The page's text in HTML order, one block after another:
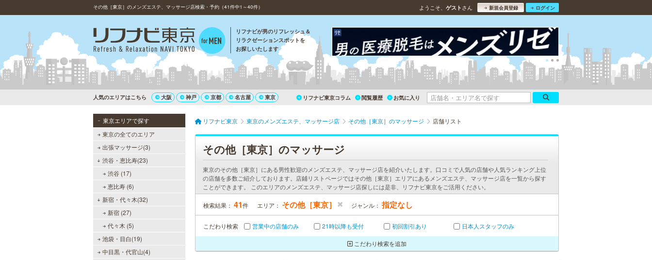
その他［東京］のメンズエステ、マッサージ店検索・予約（41件中1～40件） ようこそ、 ゲスト さん 新規会員登録 ログイン
リフナビが男のリフレッシュ＆
リラクゼーションスポットを
お探しいたします
人気のエリアはこちら 大阪 神戸 京都 名古屋 東京 リフナビ東京コラム 閲覧履歴 お気に入り
東京エリアで探す
東京の全てのエリア
出張マッサージ(3)
渋谷・恵比寿(23)
渋谷 (17)
恵比寿 (6)
新宿・代々木(32)
新宿 (27)
代々木 (5)
池袋・目白(19)
中目黒・代官山(4)
リフナビ東京 東京のメンズエステ、マッサージ店 その他［東京］のマッサージ 店舗リスト
その他［東京］のマッサージ
東京のその他［東京］にある男性歓迎のメンズエステ、マッサージ店を紹介いたします。口コミで人気の店舗や人気ランキング上位
の店舗を多数ご紹介しております。店鋪リストページではその他［東京］エリアにあるメンズエステ、マッサージ店を一覧から探す
ことができます。 このエリアのメンズエステ、マッサージ店探しには是非、リフナビ東京をご活用ください。
検索結果： 41件 エリア： その他［東京］ ジャンル： 指定なし
こだわり検索 営業中の店舗のみ 21時以降も受付 初回割引あり 日本人スタッフのみ
こだわり検索を追加